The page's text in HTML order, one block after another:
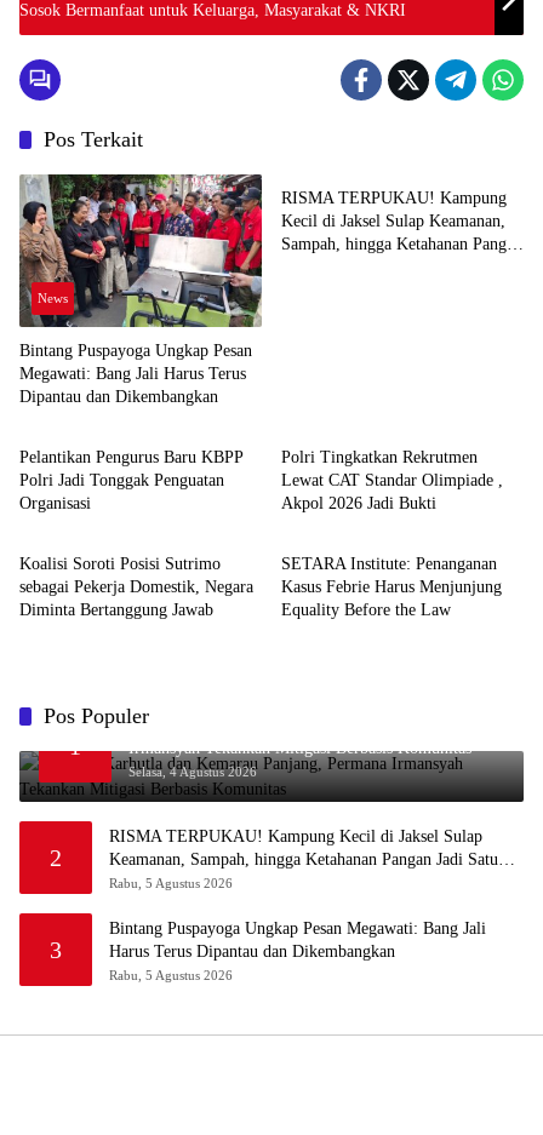
Sosok Bermanfaat untuk Keluarga, Masyarakat & NKRI
Pos Terkait
News
Bintang Puspayoga Ungkap Pesan
Megawati: Bang Jali Harus Terus
Dipantau dan Dikembangkan
RISMA TERPUKAU! Kampung
Kecil di Jaksel Sulap Keamanan,
Sampah, hingga Ketahanan Pangan
News
Pelantikan Pengurus Baru KBPP
Polri Jadi Tonggak Penguatan
Organisasi
Polri Tingkatkan Rekrutmen
Lewat CAT Standar Olimpiade ,
Akpol 2026 Jadi Bukti
News
Koalisi Soroti Posisi Sutrimo
sebagai Pekerja Domestik, Negara
Diminta Bertanggung Jawab
News
SETARA Institute: Penanganan
Kasus Febrie Harus Menjunjung
Equality Before the Law
Pos Populer
1
Waspada Karhutla dan Kemarau Panjang, Permana
Irmansyah Tekankan Mitigasi Berbasis Komunitas
Selasa, 4 Agustus 2026
2
RISMA TERPUKAU! Kampung Kecil di Jaksel Sulap
Keamanan, Sampah, hingga Ketahanan Pangan Jadi Satu
Sistem
Rabu, 5 Agustus 2026
3
Bintang Puspayoga Ungkap Pesan Megawati: Bang Jali
Harus Terus Dipantau dan Dikembangkan
Rabu, 5 Agustus 2026